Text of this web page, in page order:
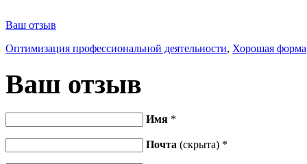
Ваш отзыв
Оптимизация профессиональной деятельности, Хорошая форма
Ваш отзыв
Имя *
Почта (скрыта) *